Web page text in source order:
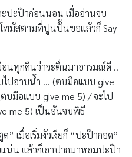
ปะป๊าก่อนนอน เมื่ออ่านจบ
ทมัสตามที่ปูนปั้นขอแล้วก็ Say
นทุกคืนว่าจะตื่นมาอารมณ์ดี ..
ไปอาบน้ำ … (ตบมือแบบ give
บมือแบบ give me 5) / จะไป
me 5) เป็นอันจบพิธี
เมื่อเริ่มงัวเงียก็ “ปะป๊ากอด”
น แล้วก็เอาปากมาหอมปะป๊า